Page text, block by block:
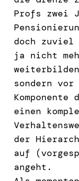
Profs zwei
doch
ja nicht
sondern
einen
der
auf
angeht.